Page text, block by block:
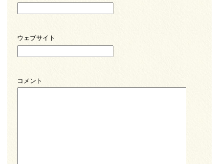
ウェブサイト
コメント